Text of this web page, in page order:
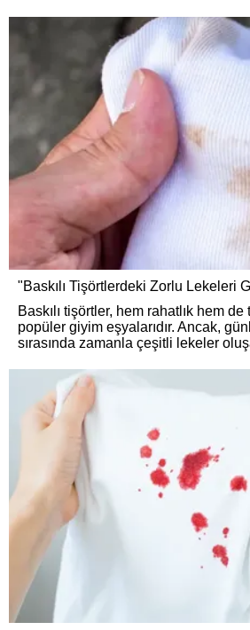
"Baskılı Tişörtlerdeki Zorlu Lekeleri
Baskılı tişörtler, hem rahatlık hem de
popüler giyim eşyalarıdır. Ancak,
sırasında zamanla çeşitli lekeler